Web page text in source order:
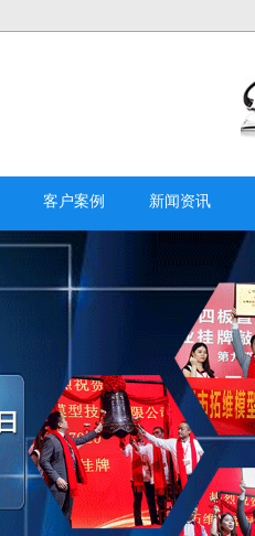
客户案例 新闻资讯